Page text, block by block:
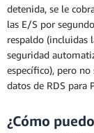
detenida, se le
las E/S por
respaldo (incluidas
seguridad
específico), pero no
datos de RDS para
¿Cómo